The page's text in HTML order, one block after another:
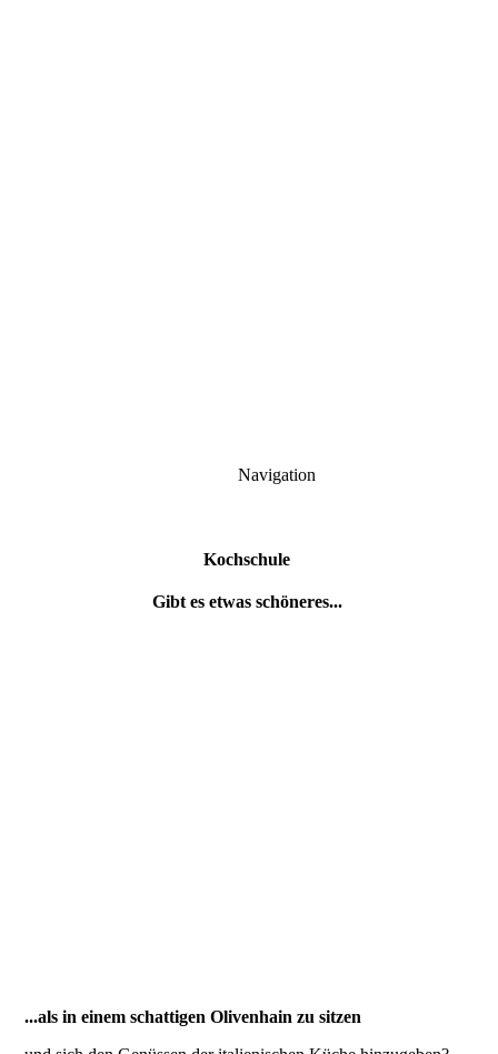
Navigation
Kochschule
Gibt es etwas schöneres...
...als in einem schattigen Olivenhain zu sitzen